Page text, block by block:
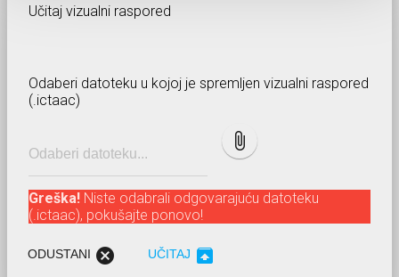
Učitaj vizualni raspored
Odaberi datoteku u kojoj je spremljen vizualni raspored
(.ictaac)
attach_file
Greška! Niste odabrali odgovarajuću datoteku
(.ictaac), pokušajte ponovo!
ODUSTANI cancel UČITAJ unarchive